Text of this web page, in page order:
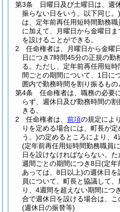
第3条
日曜日及び土曜日は、週
振らない日をいう。以下同じ。)
は、定年前再任用短時間勤務
に加えて、月曜日から金曜日
を設けることができる。
2
任命権者は、月曜日から金曜
日につき7時間45分の正規の勤
る。 ただし、定年前再任用短
間ごとの期間について、1日に
囲内で勤務時間を割り振るもの
第4条
任命権者は、職務の必要
らず、週休日及び勤務時間の
きる。
2
任命権者は、 前項の規定によ
りを定める場合には、町長が定
う。)の定めるところにより、
(定年前再任用短時間勤務職員
日を設けなければならない。 た
週間ごとの期間につき8日(定年
あっては、8日以上)の週休日を
員について、町長と協議して
り、4週間を超えない期間につ
合で週休日を設ける場合は、こ
(週休日の振替等)